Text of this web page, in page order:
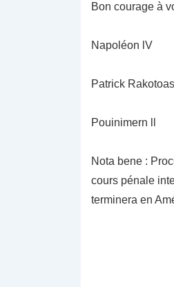
Bon courage à
Napoléon lV
Patrick
Pouinimern ll
Nota bene :
cours pénale
terminera en